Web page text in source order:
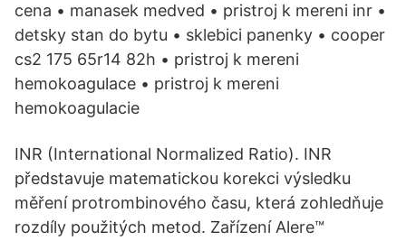
cena • manasek medved • pristroj k mereni inr •
detsky stan do bytu • sklebici panenky • cooper
cs2 175 65r14 82h • pristroj k mereni
hemokoagulace • pristroj k mereni
hemokoagulacie
INR (International Normalized Ratio). INR
představuje matematickou korekci výsledku
měření protrombinového času, která zohledňuje
rozdíly použitých metod. Zařízení Alere™